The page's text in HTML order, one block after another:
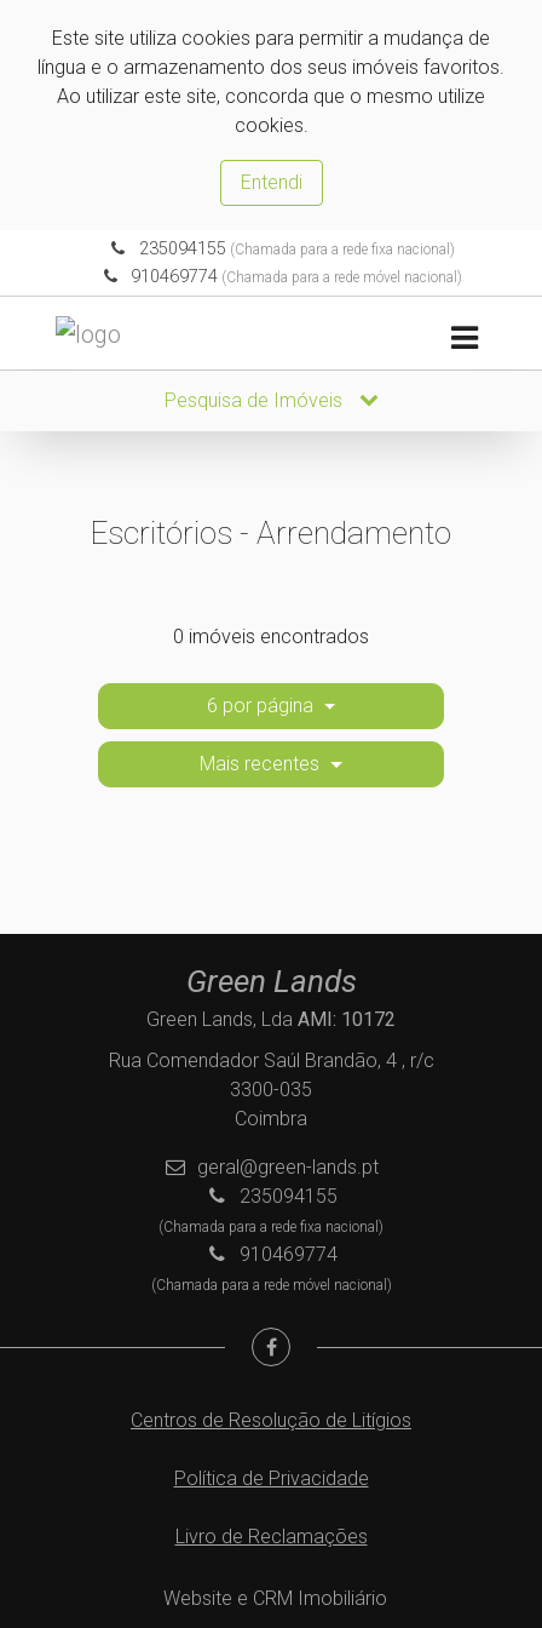
Este site utiliza cookies para permitir a mudança de
língua e o armazenamento dos seus imóveis favoritos.
Ao utilizar este site, concorda que o mesmo utilize
cookies.
Entendi
235094155 (Chamada para a rede fixa nacional)
910469774 (Chamada para a rede móvel nacional)
Pesquisa de Imóveis
Escritórios - Arrendamento
0 imóveis encontrados
6 por página
Mais recentes
Green Lands
Green Lands, Lda AMI: 10172
Rua Comendador Saúl Brandão, 4 , r/c
3300-035
Coimbra
geral@green-lands.pt
235094155
(Chamada para a rede fixa nacional)
910469774
(Chamada para a rede móvel nacional)
Centros de Resolução de Litígios
Política de Privacidade
Livro de Reclamações
Website e CRM Imobiliário